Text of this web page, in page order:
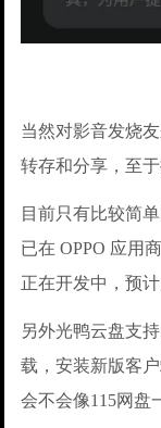
当然对影音发烧
转存和分享，至
目前只有比较简
已在 OPPO 应用
正在开发中，预计
另外光鸭云盘支
载，安装新版客
会不会像115网盘